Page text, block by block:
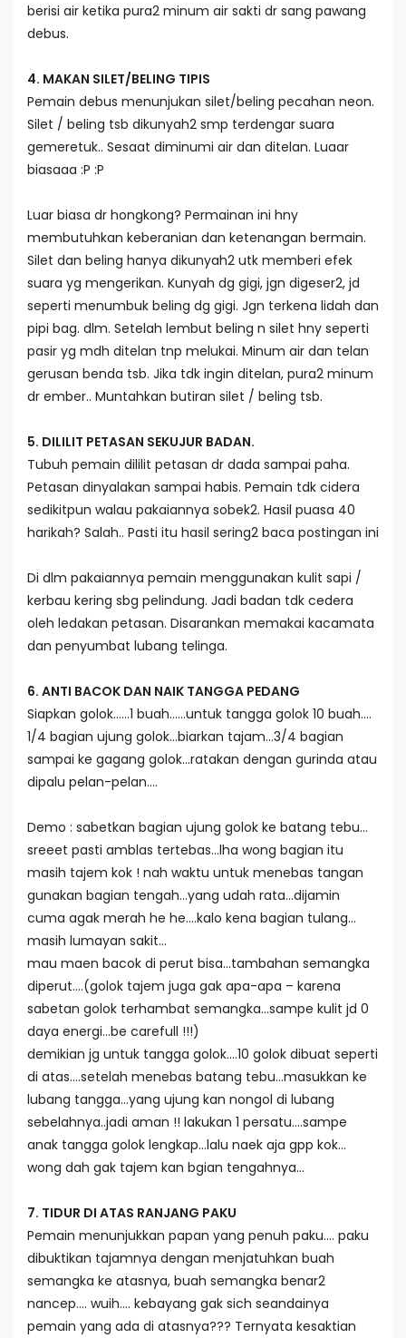
berisi air ketika pura2 minum air sakti dr sang pawang
debus.
4. MAKAN SILET/BELING TIPIS
Pemain debus menunjukan silet/beling pecahan neon.
Silet / beling tsb dikunyah2 smp terdengar suara
gemeretuk.. Sesaat diminumi air dan ditelan. Luaar
biasaaa :P :P
Luar biasa dr hongkong? Permainan ini hny
membutuhkan keberanian dan ketenangan bermain.
Silet dan beling hanya dikunyah2 utk memberi efek
suara yg mengerikan. Kunyah dg gigi, jgn digeser2, jd
seperti menumbuk beling dg gigi. Jgn terkena lidah dan
pipi bag. dlm. Setelah lembut beling n silet hny seperti
pasir yg mdh ditelan tnp melukai. Minum air dan telan
gerusan benda tsb. Jika tdk ingin ditelan, pura2 minum
dr ember.. Muntahkan butiran silet / beling tsb.
5. DILILIT PETASAN SEKUJUR BADAN.
Tubuh pemain dililit petasan dr dada sampai paha.
Petasan dinyalakan sampai habis. Pemain tdk cidera
sedikitpun walau pakaiannya sobek2. Hasil puasa 40
harikah? Salah.. Pasti itu hasil sering2 baca postingan ini
Di dlm pakaiannya pemain menggunakan kulit sapi /
kerbau kering sbg pelindung. Jadi badan tdk cedera
oleh ledakan petasan. Disarankan memakai kacamata
dan penyumbat lubang telinga.
6. ANTI BACOK DAN NAIK TANGGA PEDANG
Siapkan golok……1 buah……untuk tangga golok 10 buah….
1/4 bagian ujung golok…biarkan tajam…3/4 bagian
sampai ke gagang golok…ratakan dengan gurinda atau
dipalu pelan-pelan….
Demo : sabetkan bagian ujung golok ke batang tebu…
sreeet pasti amblas tertebas…lha wong bagian itu
masih tajem kok ! nah waktu untuk menebas tangan
gunakan bagian tengah…yang udah rata…dijamin
cuma agak merah he he….kalo kena bagian tulang…
masih lumayan sakit…
mau maen bacok di perut bisa…tambahan semangka
diperut….(golok tajem juga gak apa-apa – karena
sabetan golok terhambat semangka…sampe kulit jd 0
daya energi…be carefull !!!)
demikian jg untuk tangga golok….10 golok dibuat seperti
di atas….setelah menebas batang tebu…masukkan ke
lubang tangga…yang ujung kan nongol di lubang
sebelahnya..jadi aman !! lakukan 1 persatu….sampe
anak tangga golok lengkap…lalu naek aja gpp kok…
wong dah gak tajem kan bgian tengahnya…
7. TIDUR DI ATAS RANJANG PAKU
Pemain menunjukkan papan yang penuh paku…. paku
dibuktikan tajamnya dengan menjatuhkan buah
semangka ke atasnya, buah semangka benar2
nancep…. wuih…. kebayang gak sich seandainya
pemain yang ada di atasnya??? Ternyata kesaktian